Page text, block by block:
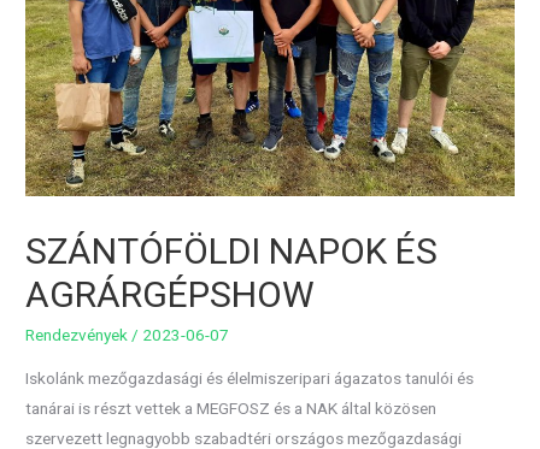
SZÁNTÓFÖLDI NAPOK ÉS
AGRÁRGÉPSHOW
Rendezvények / 2023-06-07
Iskolánk mezőgazdasági és élelmiszeripari ágazatos tanulói és
tanárai is részt vettek a MEGFOSZ és a NAK által közösen
szervezett legnagyobb szabadtéri országos mezőgazdasági